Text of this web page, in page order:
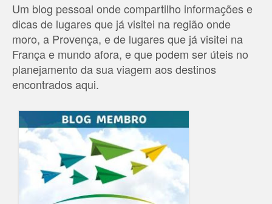
Um blog pessoal onde compartilho informações e
dicas de lugares que já visitei na região onde
moro, a Provença, e de lugares que já visitei na
França e mundo afora, e que podem ser úteis no
planejamento da sua viagem aos destinos
encontrados aqui.